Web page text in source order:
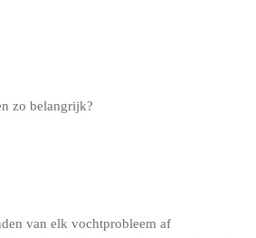
zo belangrijk?
van elk vochtprobleem af